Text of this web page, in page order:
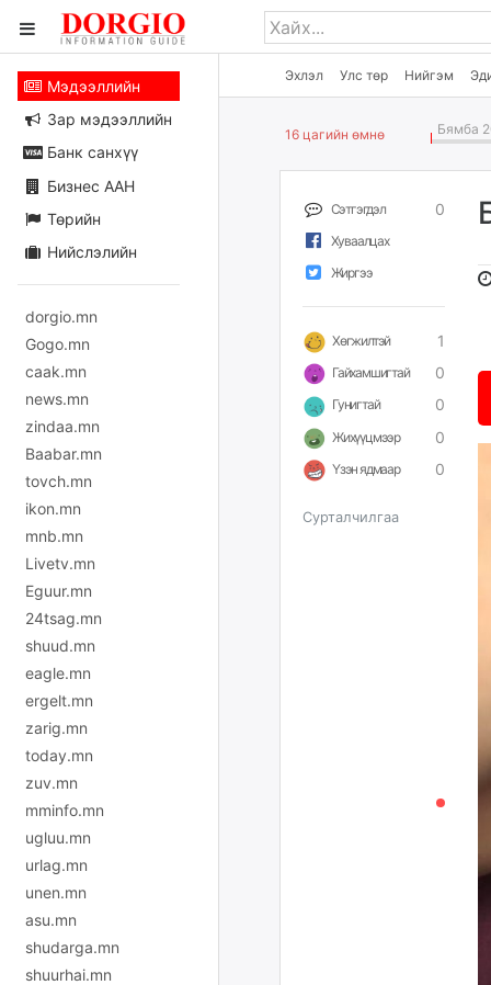
Эхлэл Улс төр Нийгэм
Мэдээллийн
Зар мэдээллийн
Банк санхүү
Бизнес ААН
Төрийн
Нийслэлийн
dorgio.mn
Gogo.mn
caak.mn
news.mn
zindaa.mn
Baabar.mn
tovch.mn
ikon.mn
mnb.mn
Livetv.mn
Eguur.mn
24tsag.mn
shuud.mn
eagle.mn
ergelt.mn
zarig.mn
today.mn
zuv.mn
mminfo.mn
ugluu.mn
urlag.mn
unen.mn
asu.mn
shudarga.mn
shuurhai.mn
16 цагийн өмнө Бямба
Сэтгэгдэл 0
Хуваалцах
Жиргээ
Хөгжилтэй 1
Гайхамшигтай 0
Гунигтай 0
Жихүүцмээр 0
Үзэн ядмаар 0
Сурталчилгаа